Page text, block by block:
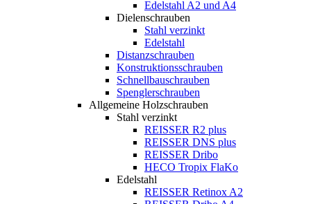
Edelstahl A2 und A4
Dielenschrauben
Stahl verzinkt
Edelstahl
Distanzschrauben
Konstruktionsschrauben
Schnellbauschrauben
Spenglerschrauben
Allgemeine Holzschrauben
Stahl verzinkt
REISSER R2 plus
REISSER DNS plus
REISSER Dribo
HECO Tropix FlaKo
Edelstahl
REISSER Retinox A2